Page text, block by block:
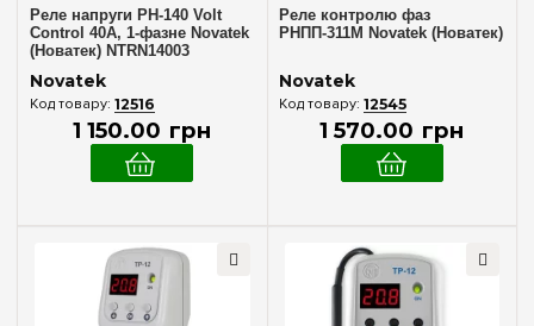
Реле напруги РН-140 Volt
Control 40А, 1-фазне Novatek
(Новатек) NTRN14003
Novatek
12516
1 150.00 грн
Реле контролю фаз
РНПП-311М Novatek (Новатек)
Novatek
12545
1 570.00 грн